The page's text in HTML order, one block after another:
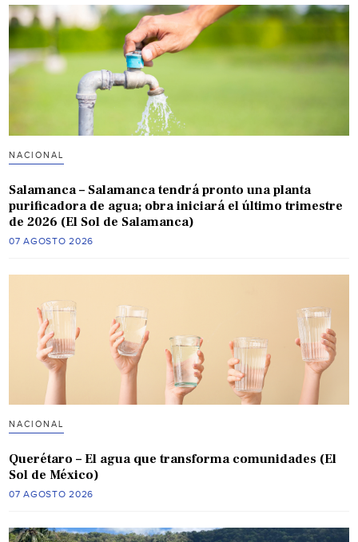
NACIONAL
Salamanca – Salamanca tendrá pronto una planta
purificadora de agua; obra iniciará el último trimestre
de 2026 (El Sol de Salamanca)
07 AGOSTO 2026
NACIONAL
Querétaro – El agua que transforma comunidades (El
Sol de México)
07 AGOSTO 2026